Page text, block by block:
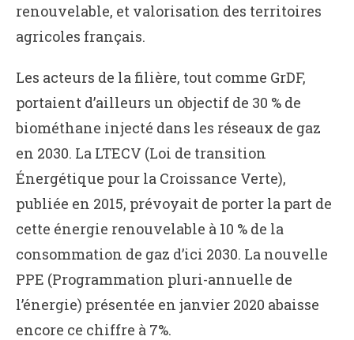
renouvelable, et valorisation des territoires
agricoles français.
Les acteurs de la filière, tout comme GrDF,
portaient d’ailleurs un objectif de 30 % de
biométhane injecté dans les réseaux de gaz
en 2030. La LTECV (Loi de transition
Énergétique pour la Croissance Verte),
publiée en 2015, prévoyait de porter la part de
cette énergie renouvelable à 10 % de la
consommation de gaz d’ici 2030. La nouvelle
PPE (Programmation pluri-annuelle de
l’énergie) présentée en janvier 2020 abaisse
encore ce chiffre à 7%.